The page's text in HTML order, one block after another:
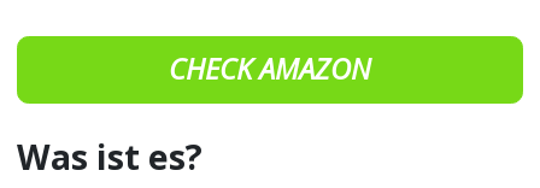
CHECK AMAZON
Was ist es?